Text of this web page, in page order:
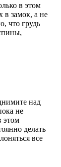
в этом
в замок, а не
что грудь
над
не
этом
делать
все